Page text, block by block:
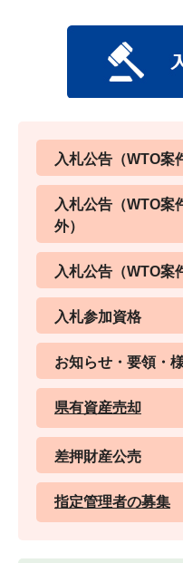
入札公告（WTO案
入札公告（WTO案
外）
入札公告（WTO案
入札参加資格
お知らせ・要領・
県有資産売却
差押財産公売
指定管理者の募集